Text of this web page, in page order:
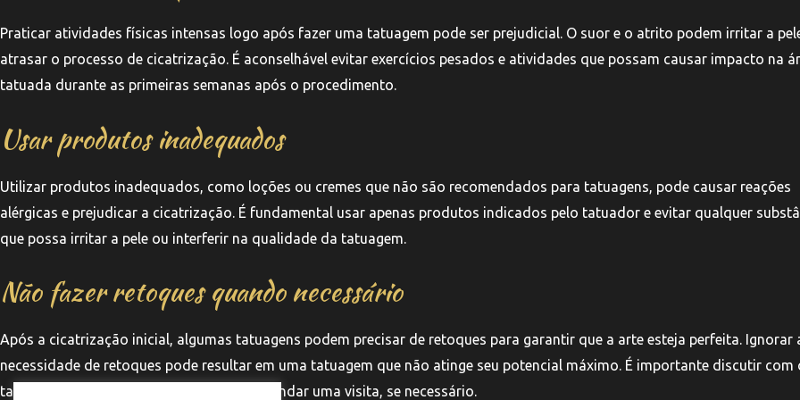
Praticar atividades físicas intensas logo após fazer uma tatuagem pode ser prejudicial. O suor e o atrito podem irritar a
atrasar o processo de cicatrização. É aconselhável evitar exercícios pesados e atividades que possam causar impacto na
tatuada durante as primeiras semanas após o procedimento.
Usar produtos inadequados
Utilizar produtos inadequados, como loções ou cremes que não são recomendados para tatuagens, pode causar reações
alérgicas e prejudicar a cicatrização. É fundamental usar apenas produtos indicados pelo tatuador e evitar qualquer
que possa irritar a pele ou interferir na qualidade da tatuagem.
Não fazer retoques quando necessário
Após a cicatrização inicial, algumas tatuagens podem precisar de retoques para garantir que a arte esteja perfeita. Ignorar
necessidade de retoques pode resultar em uma tatuagem que não atinge seu potencial máximo. É importante discutir com
tatuador a possibilidade de retoques e agendar uma visita, se necessário.